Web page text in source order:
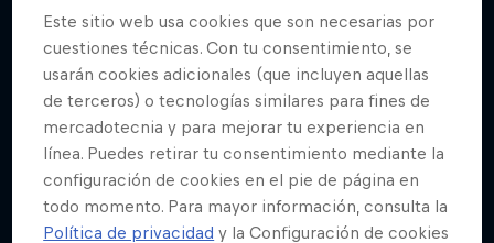
Este sitio web usa cookies que son necesarias por
cuestiones técnicas. Con tu consentimiento, se
usarán cookies adicionales (que incluyen aquellas
de terceros) o tecnologías similares para fines de
mercadotecnia y para mejorar tu experiencia en
línea. Puedes retirar tu consentimiento mediante la
configuración de cookies en el pie de página en
todo momento. Para mayor información, consulta la
Política de privacidad y la Configuración de cookies